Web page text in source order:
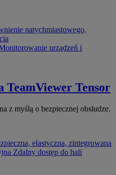
natychmiastowego,
urządzeń i
TeamViewer Tensor
z myślą o bezpiecznej obsłudze.
elastyczna, zintegrowana
Zdalny dostęp do hali